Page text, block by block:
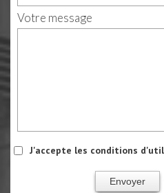
Votre message
J'accepte les conditions
Envoyer